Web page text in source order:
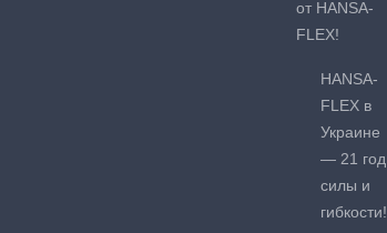
от HANSA-
FLEX!
HANSA-
FLEX в
Украине
— 21 год
силы и
гибкости!